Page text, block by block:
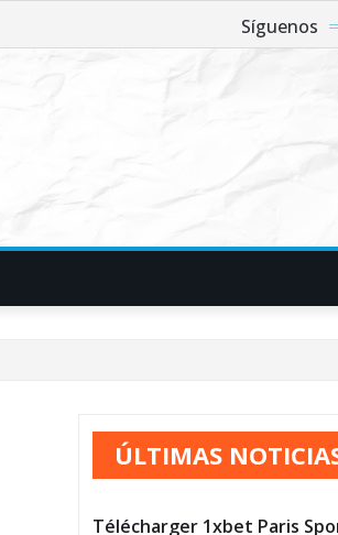
Síguenos
ÚLTIMAS
Télécharger 1xbet Paris